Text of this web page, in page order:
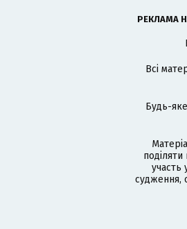
РЕКЛАМА
Всі
Будь-
участь
судження,